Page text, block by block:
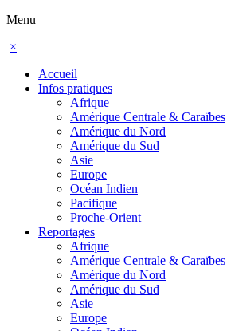
Menu
×
Accueil
Infos pratiques
Afrique
Amérique Centrale & Caraïbes
Amérique du Nord
Amérique du Sud
Asie
Europe
Océan Indien
Pacifique
Proche-Orient
Reportages
Afrique
Amérique Centrale & Caraïbes
Amérique du Nord
Amérique du Sud
Asie
Europe